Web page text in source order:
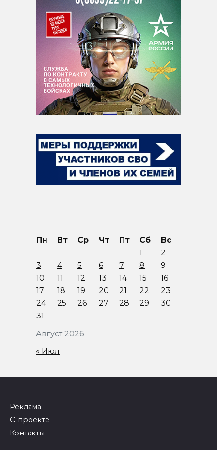
Август 2026
Пн Вт Ср Чт Пт Сб
Вс
1
2
3
4 5 6 7 8
9
10
11 12 13 14 15
16
17
18 19 20 21 22
23
24
25 26 27 28 29
30
31
« Июл
Реклама
О проекте
Контакты